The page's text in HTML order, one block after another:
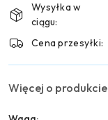
dostawa
Wysyłka w
ciągu:
Cena przesyłki:
Więcej o produkcie